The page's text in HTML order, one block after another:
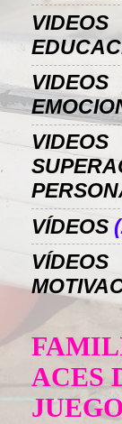
VIDEOS
VIDEOS
VIDEOS
VÍDEOS
VÍDEOS
ACES